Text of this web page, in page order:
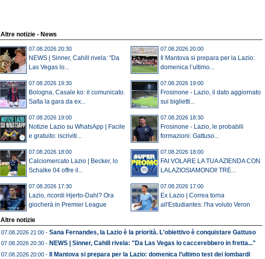
Altre notizie - News
07.08.2026 20:30
NEWS | Sinner, Cahill rivela: "Da
Las Vegas lo...
07.08.2026 20:00
Il Mantova si prepara per la Lazio:
domenica l’ultimo...
07.08.2026 19:30
Bologna, Casale ko: il comunicato.
Salta la gara da ex...
07.08.2026 19:00
Frosinone - Lazio, il dato aggiornato
sui biglietti...
07.08.2026 19:00
Notizie Lazio su WhatsApp | Facile
e gratuito: iscriviti...
07.08.2026 18:30
Frosinone - Lazio, le probabili
formazioni: Gattuso...
07.08.2026 18:00
Calciomercato Lazio | Becker, lo
Schalke 04 offre il...
07.08.2026 18:00
FAI VOLARE LA TUA AZIENDA CON
LALAZIOSIAMONOI! TRE...
07.08.2026 17:30
Lazio, ricordi Hjerto-Dahl? Ora
giocherà in Premier League
07.08.2026 17:00
Ex Lazio | Correa torna
all'Estudiantes: l'ha voluto Veron
Altre notizie
07.08.2026 21:00 - Sana Fernandes, la Lazio è la priorità. L'obiettivo è conquistare Gattuso
07.08.2026 20:30 - NEWS | Sinner, Cahill rivela: "Da Las Vegas lo caccerebbero in fretta..."
07.08.2026 20:00 - Il Mantova si prepara per la Lazio: domenica l’ultimo test dei lombardi